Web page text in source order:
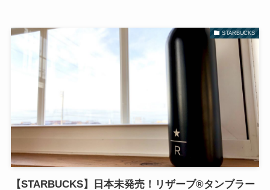
STARBUCKS
【STARBUCKS】日本未発売！リザーブ®︎タンブラー